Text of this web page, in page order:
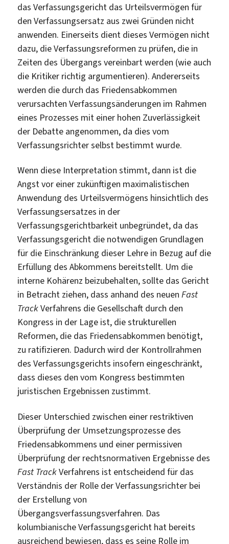
das Verfassungsgericht das Urteilsvermögen für
den Verfassungsersatz aus zwei Gründen nicht
anwenden. Einerseits dient dieses Vermögen nicht
dazu, die Verfassungsreformen zu prüfen, die in
Zeiten des Übergangs vereinbart werden (wie auch
die Kritiker richtig argumentieren). Andererseits
werden die durch das Friedensabkommen
verursachten Verfassungsänderungen im Rahmen
eines Prozesses mit einer hohen Zuverlässigkeit
der Debatte angenommen, da dies vom
Verfassungsrichter selbst bestimmt wurde.
Wenn diese Interpretation stimmt, dann ist die
Angst vor einer zukünftigen maximalistischen
Anwendung des Urteilsvermögens hinsichtlich des
Verfassungsersatzes in der
Verfassungsgerichtbarkeit unbegründet, da das
Verfassungsgericht die notwendigen Grundlagen
für die Einschränkung dieser Lehre in Bezug auf die
Erfüllung des Abkommens bereitstellt. Um die
interne Kohärenz beizubehalten, sollte das Gericht
in Betracht ziehen, dass anhand des neuenFast
TrackVerfahrens die Gesellschaft durch den
Kongress in der Lage ist, die strukturellen
Reformen, die das Friedensabkommen benötigt,
zu ratifizieren. Dadurch wird der Kontrollrahmen
des Verfassungsgerichts insofern eingeschränkt,
dass dieses den vom Kongress bestimmten
juristischen Ergebnissen zustimmt.
Dieser Unterschied zwischen einer restriktiven
Überprüfung der Umsetzungsprozesse des
Friedensabkommens und einer permissiven
Überprüfung der rechtsnormativen Ergebnisse des
Fast TrackVerfahrens ist entscheidend für das
Verständnis der Rolle der Verfassungsrichter bei
der Erstellung von
Übergangsverfassungsverfahren. Das
kolumbianische Verfassungsgericht hat bereits
ausreichend bewiesen, dass es seine Rolle im